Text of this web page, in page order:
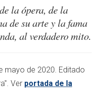
la ópera, de la
de su arte y la fama
al verdadero mito.
mayo de 2020. Editado
Ver portada de la